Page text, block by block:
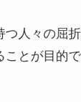
つ人々の屈
ことが目的